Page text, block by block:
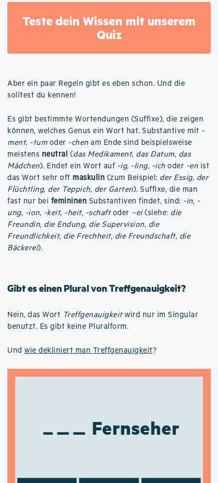
Teste dein Wissen mit unserem
Quiz
Aber ein paar Regeln gibt es eben schon. Und die
solltest du kennen!
Es gibt bestimmte Wortendungen (Suffixe), die zeigen
können, welches Genus ein Wort hat. Substantive mit -
ment, -tumoder -chen am Ende sind beispielsweise
meistens neutral (das Medikament, das Datum, das
Mädchen). Endet ein Wort auf -ig, -ling, -ich oder -en ist
das Wort sehr oft maskulin (zum Beispiel: der Essig, der
Flüchtling, der Teppich, der Garten). Suffixe, die man
fast nur bei femininen Substantiven findet, sind: -in, -
ung, -ion, -keit, -heit, -schaftoder –ei(siehe: die
Freundin, die Endung, die Supervision, die
Freundlichkeit, die Frechheit, die Freundschaft, die
Bäckerei).
Gibt es einen Plural von Treffgenauigkeit?
Nein, das Wort Treffgenauigkeitwird nur im Singular
benutzt. Es gibt keine Pluralform.
Und wie dekliniert man Treffgenauigkeit?
Fernseher